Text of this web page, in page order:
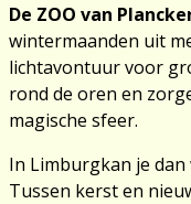
De ZOO van
wintermaanden uit
lichtavontuur voor
rond de oren en
magische sfeer.
In Limburgkan je dan
Tussen kerst en